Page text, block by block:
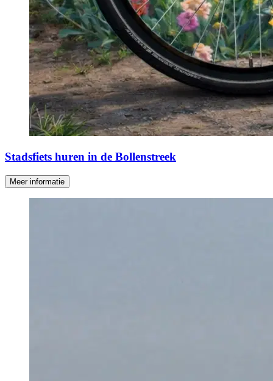
Stadsfiets huren in de Bollenstreek
Meer informatie